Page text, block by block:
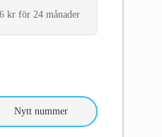
kr för 24 månader
Nytt nummer